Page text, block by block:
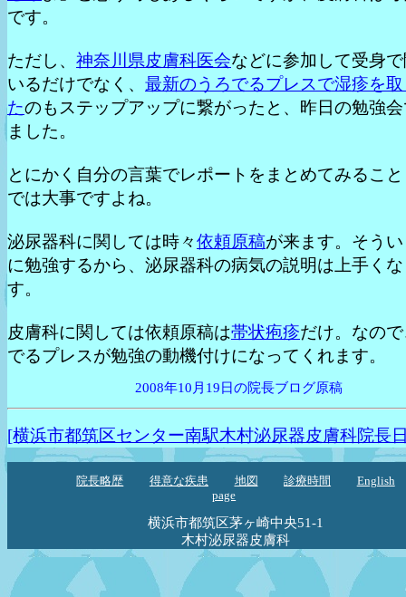
です。
ただし、 神奈川県皮膚科医会などに参加して受身
いるだけでなく、 最新のうろでるプレスで湿疹を
たのもステップアップに繋がったと、昨日の勉強
ました。
とにかく自分の言葉でレポートをまとめてみるこ
では大事ですよね。
泌尿器科に関しては時々依頼原稿が来ます。そう
に勉強するから、泌尿器科の病気の説明は上手く
す。
皮膚科に関しては依頼原稿は帯状疱疹だけ。なの
でるプレスが勉強の動機付けになってくれます。
2008年10月19日の院長ブログ原稿
[横浜市都筑区センター南駅木村泌尿器皮膚科院長
院長略歴 得意な疾患 地図 診療時間
English
page
横浜市都筑区茅ヶ崎中央51-1
木村泌尿器皮膚科